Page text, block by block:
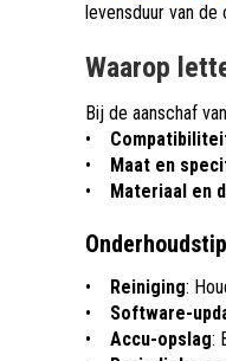
levensduur van
Waarop
Bij de aanschaf
•
•
Maat en
•
Materiaal en
• Reiniging:
• Software-
• Accu-opslag: